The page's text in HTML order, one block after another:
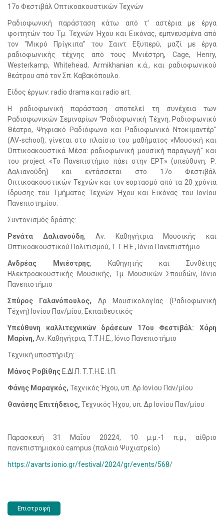
17o Φεστιβάλ Οπτικοακουστικών Τεχνών
Ραδιοφωνική παράσταση κάτω από τ' αστέρια με έργα
φοιτητών του Τμ. Τεχνών Ήχου και Εικόνας, εμπνευσμένα από
τον "Μικρό Πρίγκιπα" του Σαιντ Εξυπερύ, μαζί με έργα
ραδιοφωνικής τέχνης από τους Μνιέστρη, Cage, Henry,
Westerkamp, Whitehead, Armikhanian κ.ά., και ραδιοφωνικού
θεάτρου από τον Σπ. Καβακόπουλο.
Είδος έργων: radio drama και radio art.
Η ραδιοφωνική παράσταση αποτελεί τη συνέχεια των
Ραδιοφωνικών Σεμιναρίων "Ραδιοφωνική Τέχνη, Ραδιοφωνικό
Θέατρο, Ψηφιακό Ραδιόφωνο και Ραδιοφωνικό Ντοκιμαντέρ"
(AV-school), γίνεται στο πλαίσιο του μαθήματος «Μουσική και
Οπτικοακουστικά Μέσα: ραδιοφωνική μουσική παραγωγή" και
του project «Το Πανεπιστήμιο πάει στην ΕΡΤ» (υπεύθυνη: Ρ.
Δαλιανούδη) και εντάσσεται στο 17ο Φεστιβάλ
Οπτικοακουστικών Τεχνών και τον εορτασμό από τα 20 χρόνια
ίδρυσης του Τμήματος Τεχνών Ήχου και Εικόνας του Ιονίου
Πανεπιστημίου.
Συντονισμός δράσης:
Ρενάτα Δαλιανούδη, Αν. Καθηγήτρια Μουσικής και
Οπτικοακουστικού Πολιτισμού, Τ.Τ.Η.Ε., Ιόνιο Πανεπιστήμιο
Ανδρέας Μνιέστρης, Καθηγητής και Συνθέτης
Ηλεκτροακουστικής Μουσικής, Τμ. Μουσικών Σπουδών, Ιόνιο
Πανεπιστήμιο
Σπύρος Γαλανόπουλος, Δρ Μουσικολογίας (Ραδιοφωνική
Τέχνη) Ιονίου Παν/μίου, Εκπαιδευτικός
Υπεύθυνη καλλιτεχνικών δράσεων 17ου Φεστιβάλ: Χάρη
Μαρίνη, Αν. Καθηγήτρια, Τ.Τ.Η.Ε., Ιόνιο Πανεπιστήμιο
Τεχνική υποστήριξη:
Μάνος Ροβίθης Ε.ΔΙ.Π. Τ.Τ.Η.Ε. Ι.Π.
Φάνης Μαραγκός, Τεχνικός Ήχου, υπ. Δρ Ιονίου Παν/μίου
Θανάσης Επιτήδειος, Τεχνικός Ήχου, υπ. Δρ Ιονίου Παν/μίου
Παρασκευή 31 Μαΐου 20224, 10 μ.μ.-1 π.μ., αίθριο
πανεπιστημιακού campus (παλαιό Ψυχιατρείο)
https://avarts.ionio.gr/festival/2024/gr/events/568/
Επιστροφή